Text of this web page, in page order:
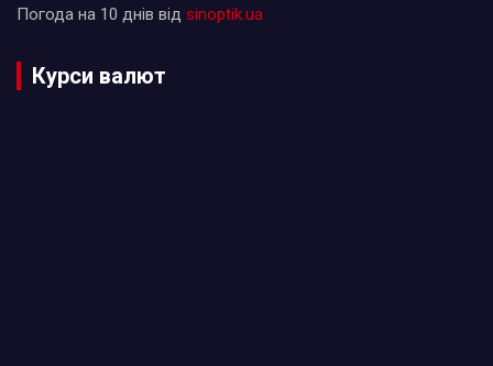
Погода на 10 днів від sinoptik.ua
Курси валют